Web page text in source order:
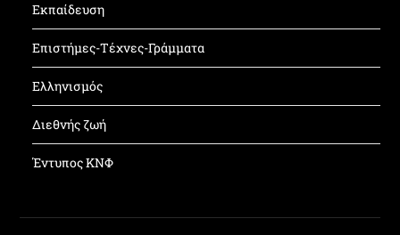
Εκπαίδευση
Επιστήμες-Τέχνες-Γράμματα
Ελληνισμός
Διεθνής ζωή
Έντυπος ΚΝΦ